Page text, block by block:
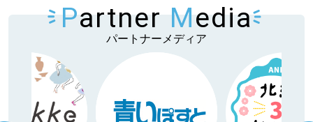
Partner Media
パートナーメディア